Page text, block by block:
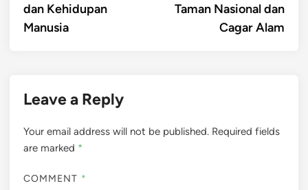
dan Kehidupan
Manusia
Taman Nasional dan
Cagar Alam
Leave a Reply
Your email address will not be published. Required fields
are marked *
COMMENT *